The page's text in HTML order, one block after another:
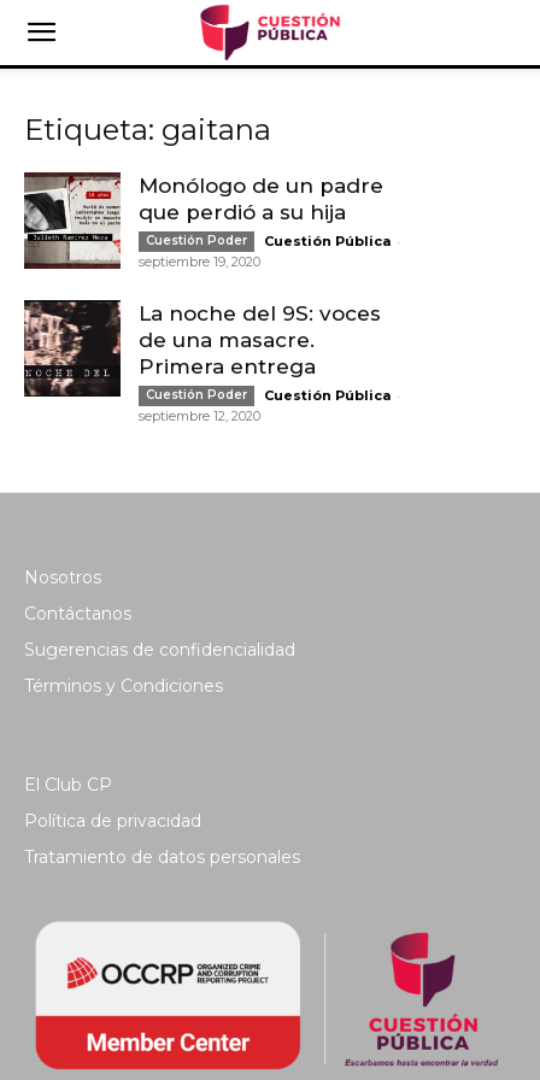
Etiqueta: gaitana
Monólogo de un padre
que perdió a su hija
Cuestión Poder Cuestión Pública -
septiembre 19, 2020
La noche del 9S: voces
de una masacre.
Primera entrega
Cuestión Poder Cuestión Pública -
septiembre 12, 2020
Nosotros
Contáctanos
Sugerencias de confidencialidad
Términos y Condiciones
El Club CP
Política de privacidad
Tratamiento de datos personales